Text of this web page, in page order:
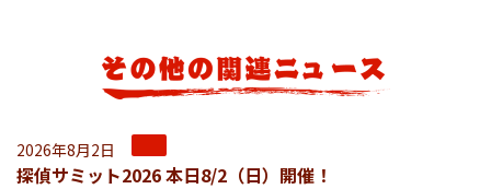
2026年8月2日
探偵サミット2026 本日8/2（日）開催！